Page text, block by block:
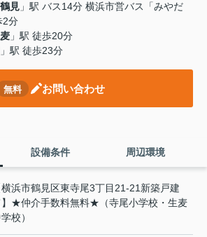
鶴見 」駅 バス14分 横浜市営バス「みやだ
2分
」駅 徒歩20分
」駅 徒歩23分
無料 お問い合わせ
設備条件 周辺環境
横浜市鶴見区東寺尾3丁目21-21新築戸建
】★仲介手数料無料★（寺尾小学校・生麦
校）